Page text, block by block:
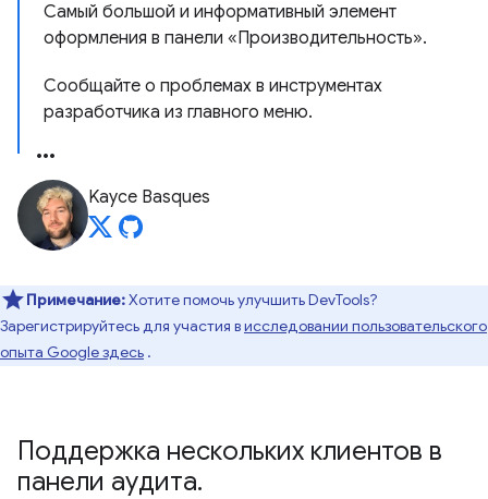
Самый большой и информативный элемент
оформления в панели «Производительность».
Сообщайте о проблемах в инструментах
разработчика из главного меню.
Kayce Basques
Примечание:Хотите помочь улучшить DevTools?
Зарегистрируйтесь для участия висследовании пользовательского
опыта Google здесь .
Поддержка нескольких клиентов в
панели аудита.